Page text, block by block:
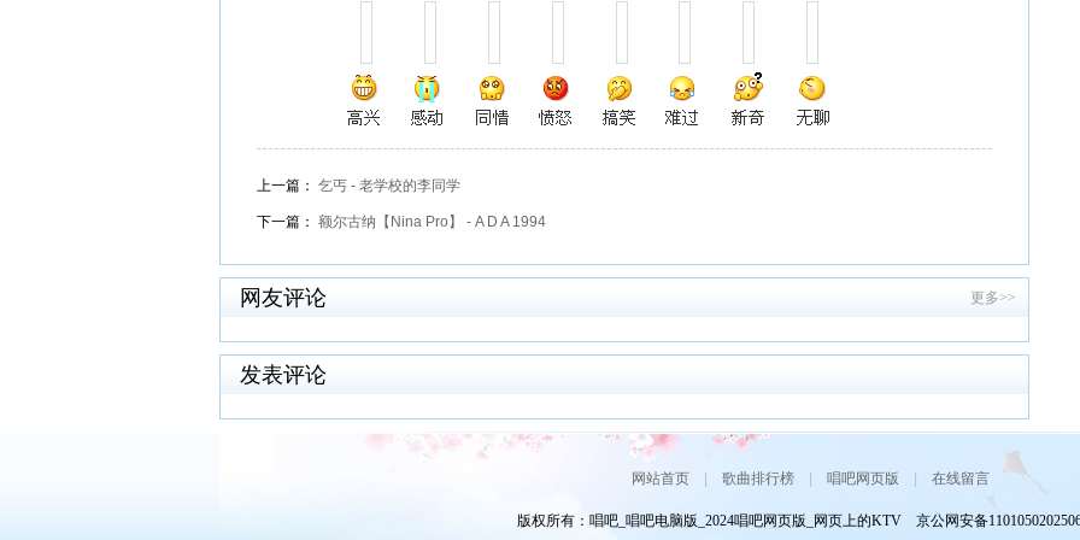
上一篇： 乞丐 - 老学校的李同学
下一篇： 额尔古纳【Nina Pro】 - A D A 1994
更多>>
网友评论
发表评论
网站首页| 歌曲排行榜| 唱吧网页版 在线留言
版权所有：唱吧_唱吧电脑版_2024唱吧网页版_网页上的KTV 京公网安备